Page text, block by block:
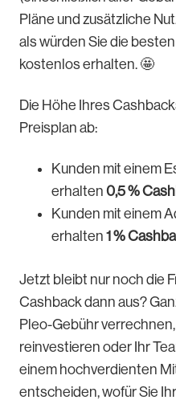
Pläne und zusätzliche
als würden Sie die
kostenlos erhalten. 🤩
Die Höhe Ihres
Preisplan ab:
Kunden mit einem
erhalten 0,5 %
Kunden mit einem
erhalten 1 %
Jetzt bleibt nur noch die
Cashback dann aus?
Pleo-Gebühr
reinvestieren oder Ihr
einem hochverdienten
entscheiden, wofür Sie